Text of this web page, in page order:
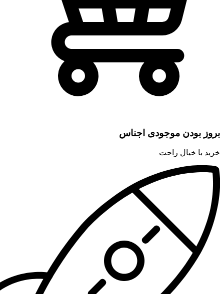
بروز بودن موجودی اجناس
خرید با خیال راحت